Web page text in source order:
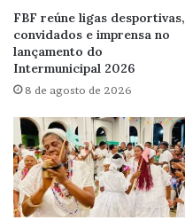
FBF reúne ligas desportivas,
convidados e imprensa no
lançamento do
Intermunicipal 2026
8 de agosto de 2026